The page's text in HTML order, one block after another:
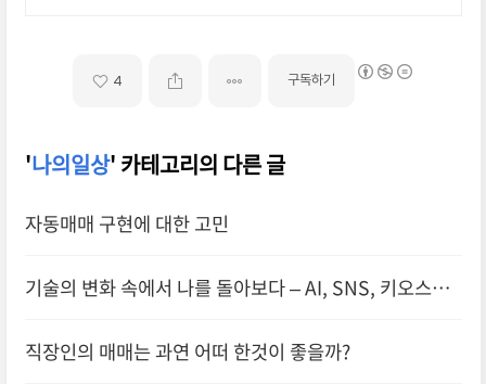
4 구독하기
'나의일상' 카테고리의 다른 글
자동매매 구현에 대한 고민
기술의 변화 속에서 나를 돌아보다 – AI, SNS, 키오스크
직장인의 매매는 과연 어떠 한것이 좋을까?